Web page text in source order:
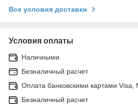
Все условия доставки
Условия оплаты
Наличными
Безналичный расчет
Оплата банковскими картами Visa,
Безналичный расчет